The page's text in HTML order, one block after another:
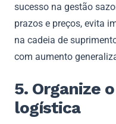
sucesso na gestão
prazos e preços, evita
na cadeia de
com aumento
5. Organize
logística